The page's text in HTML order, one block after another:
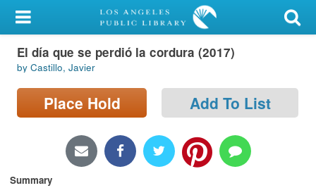
My Account
Library Card
Sign In
Locations/Hours (external
page)
El día que se perdió la cordura (2017)
by Castillo, Javier
Place Hold Add To List
Summary